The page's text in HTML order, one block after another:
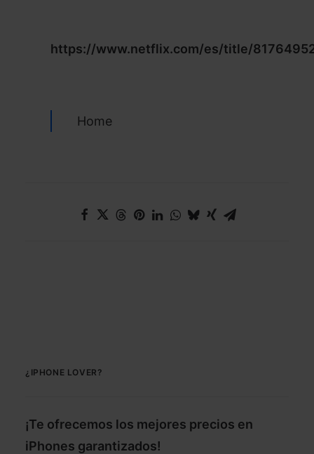
https://www.netflix.com/es/title/
Home
¿IPHONE LOVER?
¡Te ofrecemos los mejores precios en
iPhones garantizados!